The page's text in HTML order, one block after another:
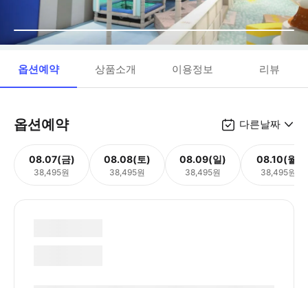
옵션예약 상품소개 이용정보 리뷰
옵션예약 다른날짜
08.07(금)
38,495원
08.08(토)
38,495원
08.09(일)
38,495원
08.10(월)
38,495원